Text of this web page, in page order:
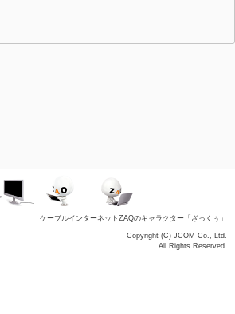
ケーブルインターネットZAQのキャラクター「ざっくぅ」
Copyright (C) JCOM Co., Ltd.
All Rights Reserved.